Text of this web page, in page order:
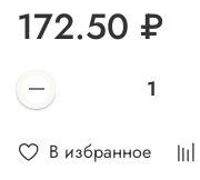
В избранное
172.50 ₽